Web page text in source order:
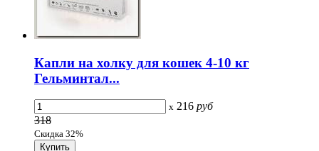
Капли на холку для кошек 4-10 кг
Гельминтал...
x 216 руб
318
Скидка 32%